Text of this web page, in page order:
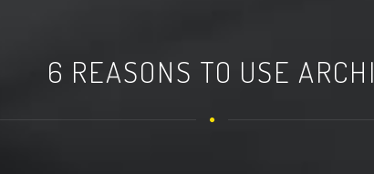
6 REASONS TO USE ARCHI